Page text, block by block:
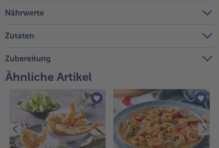
Nährwerte
Zutaten
Zubereitung
Ähnliche Artikel